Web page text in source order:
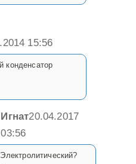
15:56
конденсатор
Игнат20.04.2017
03:56
Электролитический?